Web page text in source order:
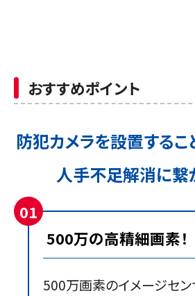
おすすめポイント
防犯カメラを設置するこ
人手不足解消に繋
01
500万の高精細画素！
500万画素のイメージセン